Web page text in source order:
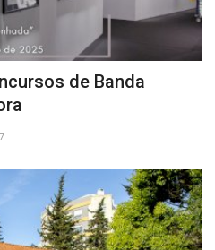
de Banda